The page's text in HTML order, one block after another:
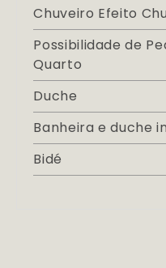
Chuveiro Efeito
Possibilidade de
Quarto
Duche
Banheira e duche
Bidé